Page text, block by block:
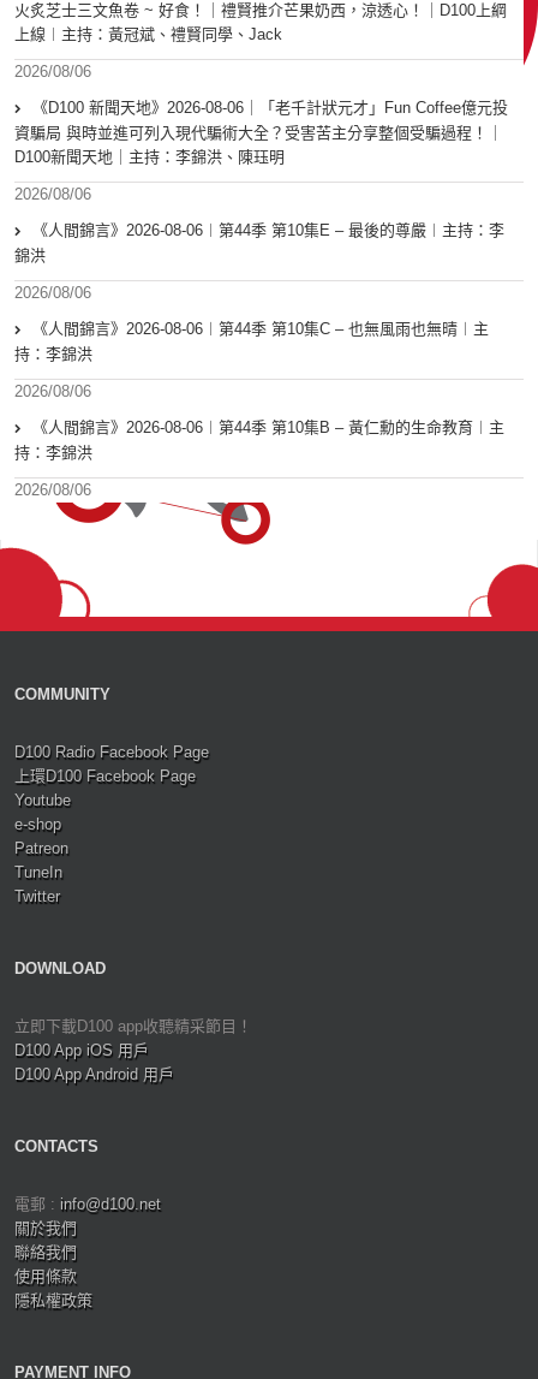
火炙芝士三文魚卷 ~ 好食！｜禮賢推介芒果奶西，涼透心！｜D100上綱
上線︱主持：黃冠斌、禮賢同學、Jack
2026/08/06
《D100 新聞天地》2026-08-06｜「老千計狀元才」Fun Coffee億元投
資騙局 與時並進可列入現代騙術大全？受害苦主分享整個受騙過程！｜
D100新聞天地｜主持：李錦洪、陳珏明
2026/08/06
《人間錦言》2026-08-06︱第44季 第10集E – 最後的尊嚴︱主持：李
錦洪
2026/08/06
《人間錦言》2026-08-06︱第44季 第10集C – 也無風雨也無晴︱主
持：李錦洪
2026/08/06
《人間錦言》2026-08-06︱第44季 第10集B – 黃仁勳的生命教育︱主
持：李錦洪
2026/08/06
COMMUNITY
D100 Radio Facebook Page
上環D100 Facebook Page
Youtube
e-shop
Patreon
TuneIn
Twitter
DOWNLOAD
立即下載D100 app收聽精采節目！
D100 App iOS 用戶
D100 App Android 用戶
CONTACTS
電郵 : info@d100.net
關於我們
聯絡我們
使用條款
隱私權政策
PAYMENT INFO